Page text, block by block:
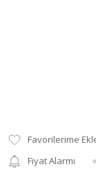
Fiyat Alarmı